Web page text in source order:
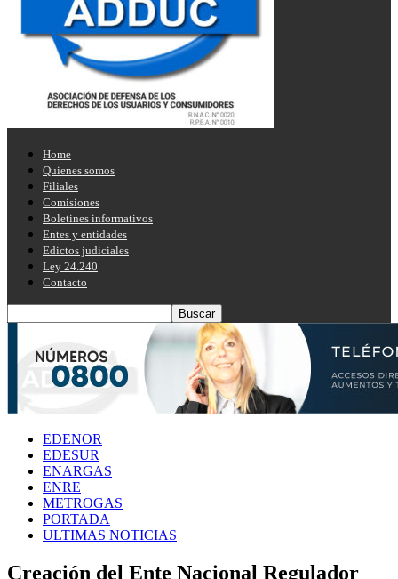
Home
Quienes somos
Filiales
Comisiones
Boletines informativos
Entes y entidades
Edictos judiciales
Ley 24.240
Contacto
EDENOR
EDESUR
ENARGAS
ENRE
METROGAS
PORTADA
ULTIMAS NOTICIAS
Creación del Ente Nacional Regulador